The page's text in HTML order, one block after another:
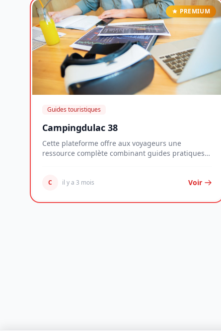
PREMIUM
Guides touristiques
Campingdulac 38
Cette plateforme offre aux voyageurs une
ressource complète combinant guides pratiques
C il y a 3 mois Voir